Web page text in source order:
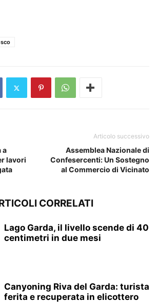
a
lavori
Articolo successivo
Assemblea Nazionale di
Confesercenti: Un Sostegno
al Commercio di Vicinato
CORRELATI
Lago Garda, il livello scende di 40
centimetri in due mesi
Canyoning Riva del Garda: turista
ferita e recuperata in elicottero